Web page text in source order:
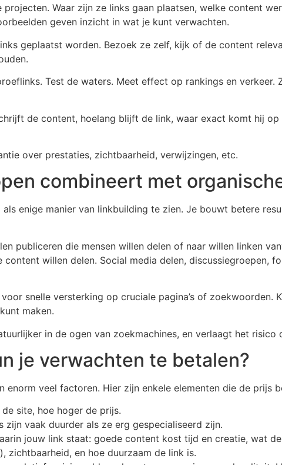
projecten. Waar zijn ze links gaan plaatsen, welke content
geven inzicht in wat je kunt verwachten.
geplaatst worden. Bezoek ze zelf, kijk of de content
Test de waters. Meet effect op rankings en
de content, hoelang blijft de link, waar exact komt hij
over prestaties, zichtbaarheid, verwijzingen, etc.
combineert met
enige manier van linkbuilding te zien. Je bouwt betere
publiceren die mensen willen delen of naar willen linken
content willen delen. Social media delen, discussiegroepen,
snelle versterking op cruciale pagina’s of zoekwoorden.
maken.
in de ogen van zoekmachines, en verlaagt het
je verwachten te betalen?
veel factoren. Hier zijn enkele elementen die de prijs
site, hoe hoger de prijs.
zijn vaak duurder als ze erg gespecialiseerd zijn.
jouw link staat: goede content kost tijd en creatie, wat
zichtbaarheid, en hoe duurzaam de link is.